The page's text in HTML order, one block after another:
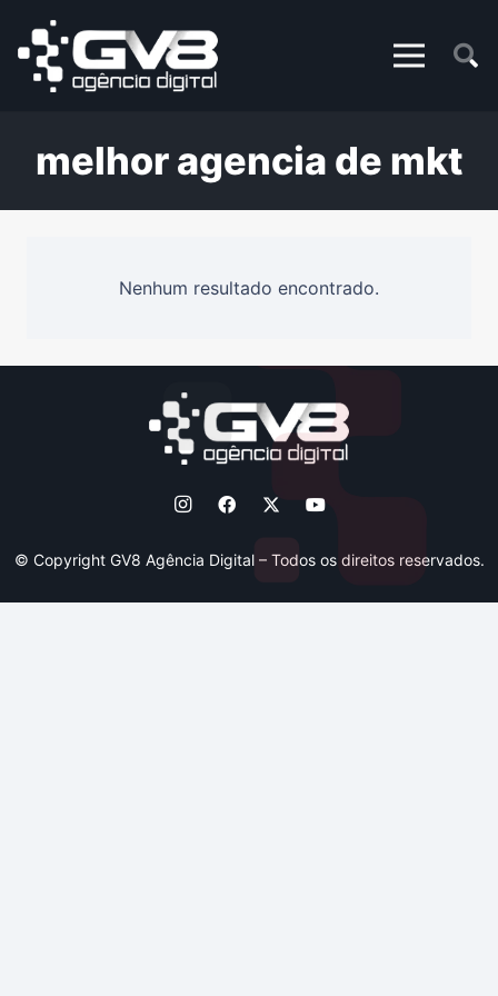
melhor agencia de mkt
Nenhum resultado encontrado.
© Copyright GV8 Agência Digital – Todos os direitos reservados.